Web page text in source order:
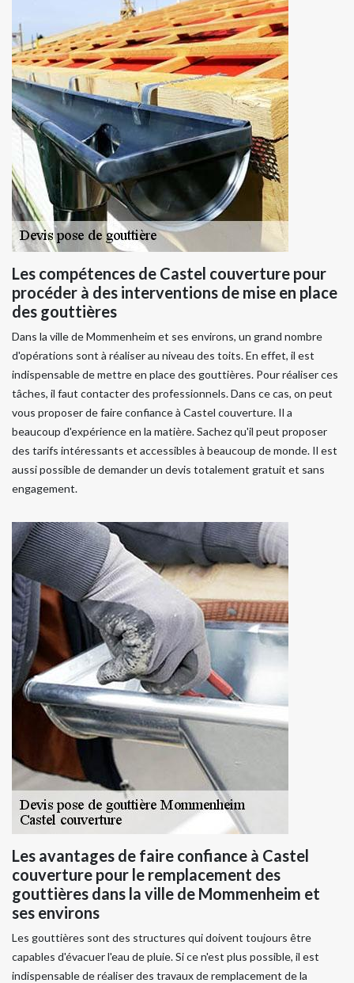
Les compétences de Castel couverture pour
procéder à des interventions de mise en place
des gouttières
Dans la ville de Mommenheim et ses environs, un grand nombre
d'opérations sont à réaliser au niveau des toits. En effet, il est
indispensable de mettre en place des gouttières. Pour réaliser ces
tâches, il faut contacter des professionnels. Dans ce cas, on peut
vous proposer de faire confiance à Castel couverture. Il a
beaucoup d'expérience en la matière. Sachez qu'il peut proposer
des tarifs intéressants et accessibles à beaucoup de monde. Il est
aussi possible de demander un devis totalement gratuit et sans
engagement.
Les avantages de faire confiance à Castel
couverture pour le remplacement des
gouttières dans la ville de Mommenheim et
ses environs
Les gouttières sont des structures qui doivent toujours être
capables d'évacuer l'eau de pluie. Si ce n'est plus possible, il est
indispensable de réaliser des travaux de remplacement de la